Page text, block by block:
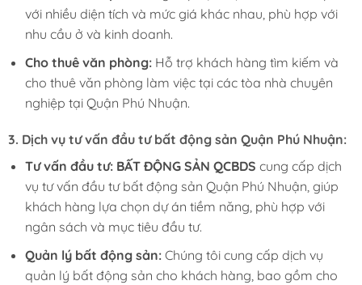
với nhiều diện tích và mức giá khác nhau, phù hợp với
nhu cầu ở và kinh doanh.
Cho thuê văn phòng:Hỗ trợ khách hàng tìm kiếm và
cho thuê văn phòng làm việc tại các tòa nhà chuyên
nghiệp tại Quận Phú Nhuận.
3. Dịch vụ tư vấn đầu tư bất động sản Quận Phú Nhuận:
Tư vấn đầu tư: BẤT ĐỘNG SẢN QCBDS cung cấp dịch
vụ tư vấn đầu tư bất động sản Quận Phú Nhuận, giúp
khách hàng lựa chọn dự án tiềm năng, phù hợp với
ngân sách và mục tiêu đầu tư.
Quản lý bất động sản:Chúng tôi cung cấp dịch vụ
quản lý bất động sản cho khách hàng, bao gồm cho